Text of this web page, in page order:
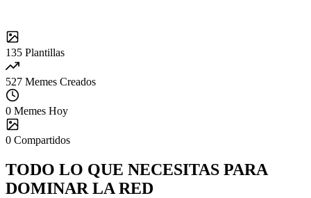
135 Plantillas
527 Memes Creados
0 Memes Hoy
0 Compartidos
TODO LO QUE NECESITAS PARA
DOMINAR LA RED